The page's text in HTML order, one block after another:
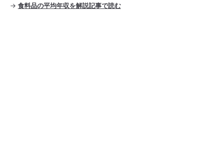
→ 食料品の平均年収を解説記事で読む